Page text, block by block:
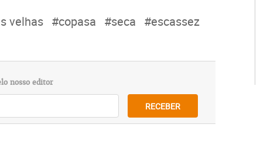
velhas #copasa #seca #escassez
nosso editor
RECEBER